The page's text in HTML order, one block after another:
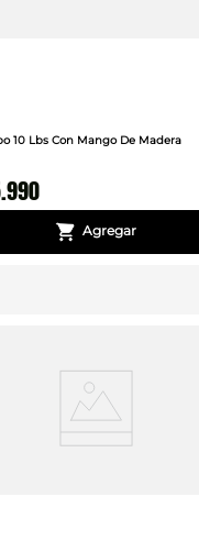
10 Lbs Con Mango De Madera
.990